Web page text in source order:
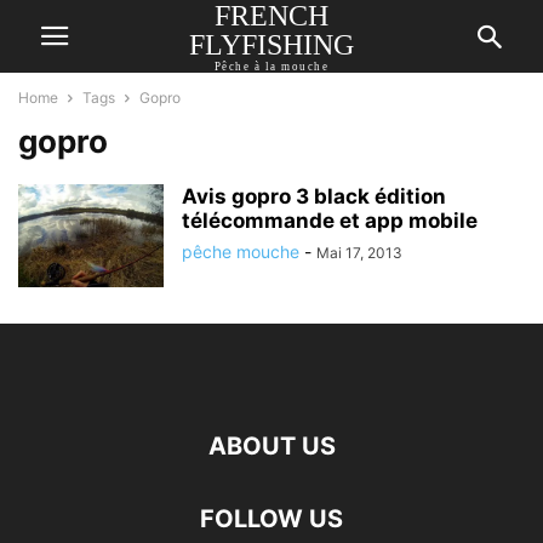
FRENCH
FLYFISHING
Pêche à la mouche
Home Tags Gopro
gopro
Avis gopro 3 black édition
télécommande et app mobile
pêche mouche - Mai 17, 2013
ABOUT US
FOLLOW US